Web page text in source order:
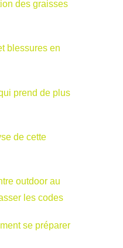
des graisses
blessures en
prend de plus
de cette
outdoor au
les codes
se préparer